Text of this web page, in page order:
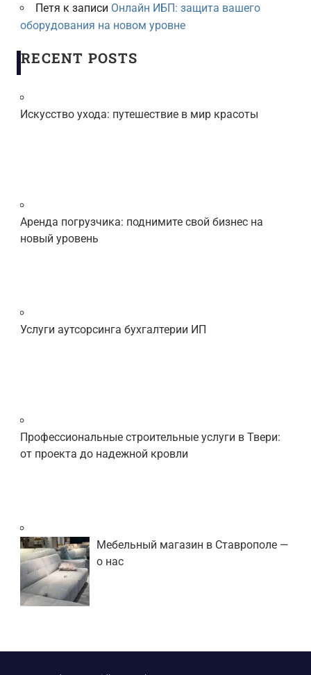
Петя к записи Онлайн ИБП: защита вашего
оборудования на новом уровне
RECENT POSTS
Искусство ухода: путешествие в мир красоты
Аренда погрузчика: поднимите свой бизнес на
новый уровень
Услуги аутсорсинга бухгалтерии ИП
Профессиональные строительные услуги в Твери:
от проекта до надежной кровли
Мебельный магазин в Ставрополе —
о нас